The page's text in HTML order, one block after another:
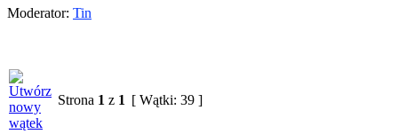
Moderator: Tin
Strona 1 z 1 [ Wątki: 39 ]